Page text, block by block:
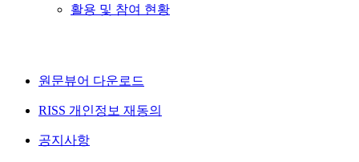
활용 및 참여 현황
원문뷰어 다운로드
RISS 개인정보 재동의
공지사항